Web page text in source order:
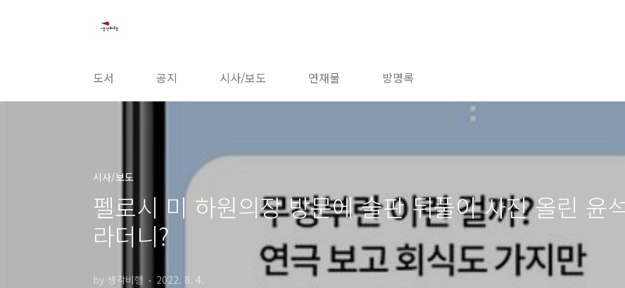
도서 공지 시사/보도 연재물 방명록
시사/보도
펠로시 미 하원의장 방문에 술판 뒤풀이 사진 올린 윤
라더니?
by 생각비행 2022. 8. 4.